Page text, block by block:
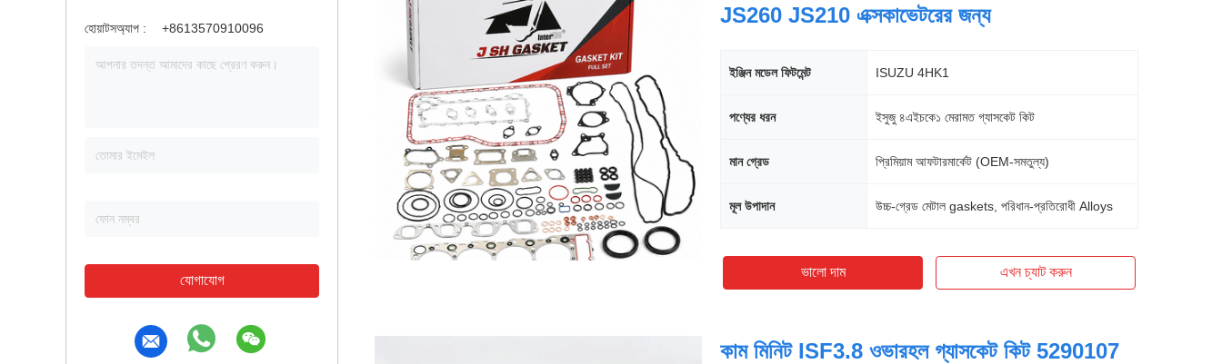
হোয়াটসঅ্যাপ : +8613570910096
যোগাযোগ
JS260 JS210 এক্সকাভেটরের জন্য
ইঞ্জিন মডেল ফিটমেন্ট ISUZU 4HK1
পণ্যের ধরন ইসুজু ৪এইচকে১ মেরামত গ্যাসকেট কিট
মান গ্রেড প্রিমিয়াম আফটারমার্কেট (OEM-সমতুল্য)
মূল উপাদান উচ্চ-গ্রেড মেটাল gaskets, পরিধান-প্রতিরোধী Alloys
ভালো দাম এখন চ্যাট করুন
কাম মিনিট ISF3.8 ওভারহল গ্যাসকেট কিট 5290107